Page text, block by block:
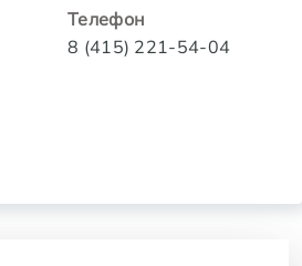
Телефон
8 (415) 221-54-04